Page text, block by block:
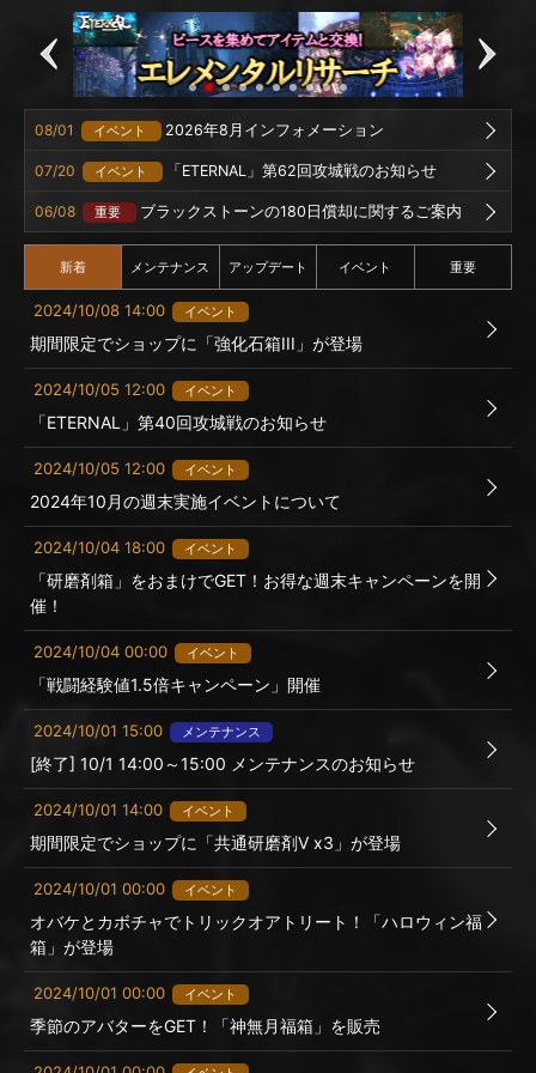
08/01 イベント 2026年8月インフォメーション
07/20 イベント 「ETERNAL」第62回攻城戦のお知らせ
06/08 重要 ブラックストーンの180日償却に関するご案内
新着 メンテナンス アップデート イベント 重要
2024/10/08 14:00 イベント
期間限定でショップに「強化石箱III」が登場
2024/10/05 12:00 イベント
「ETERNAL」第40回攻城戦のお知らせ
2024/10/05 12:00 イベント
2024年10月の週末実施イベントについて
2024/10/04 18:00 イベント
「研磨剤箱」をおまけでGET！お得な週末キャンペーンを開
催！
2024/10/04 00:00 イベント
「戦闘経験値1.5倍キャンペーン」開催
2024/10/01 15:00 メンテナンス
[終了] 10/1 14:00～15:00 メンテナンスのお知らせ
2024/10/01 14:00 イベント
期間限定でショップに「共通研磨剤Ⅴ x3」が登場
2024/10/01 00:00 イベント
オバケとカボチャでトリックオアトリート！「ハロウィン福
箱」が登場
2024/10/01 00:00 イベント
季節のアバターをGET！「神無月福箱」を販売